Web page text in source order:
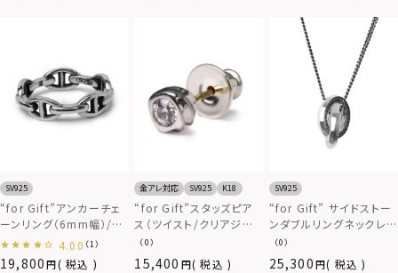
SV925
“for Gift”アンカーチェ
ーンリング（6mm幅）/シ
ルバー925
19,800 税込
4.00 （1）
金アレ対応 SV925 K18
“for Gift”スタッズピア
ス（ツイスト/クリアジル
コニア）/シルバー925
15,400 税込
（0）
SV925
“for Gift” サイドストー
ンダブルリングネックレ
ス/シルバー925
25,300 税込
（0）